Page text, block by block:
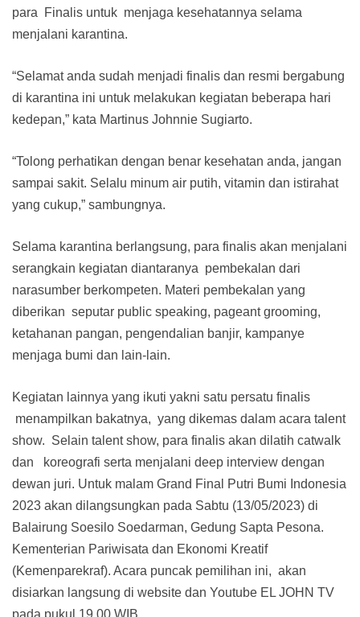
para Finalis untuk menjaga kesehatannya selama
menjalani karantina.
“Selamat anda sudah menjadi finalis dan resmi bergabung
di karantina ini untuk melakukan kegiatan beberapa hari
kedepan,” kata Martinus Johnnie Sugiarto.
“Tolong perhatikan dengan benar kesehatan anda, jangan
sampai sakit. Selalu minum air putih, vitamin dan istirahat
yang cukup,” sambungnya.
Selama karantina berlangsung, para finalis akan menjalani
serangkain kegiatan diantaranya pembekalan dari
narasumber berkompeten. Materi pembekalan yang
diberikan seputar public speaking, pageant grooming,
ketahanan pangan, pengendalian banjir, kampanye
menjaga bumi dan lain-lain.
Kegiatan lainnya yang ikuti yakni satu persatu finalis
menampilkan bakatnya, yang dikemas dalam acara talent
show. Selain talent show, para finalis akan dilatih catwalk
dan koreografi serta menjalani deep interview dengan
dewan juri. Untuk malam Grand Final Putri Bumi Indonesia
2023 akan dilangsungkan pada Sabtu (13/05/2023) di
Balairung Soesilo Soedarman, Gedung Sapta Pesona.
Kementerian Pariwisata dan Ekonomi Kreatif
(Kemenparekraf). Acara puncak pemilihan ini, akan
disiarkan langsung di website dan Youtube EL JOHN TV